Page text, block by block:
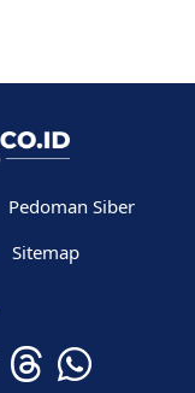
Pedoman Siber
Sitemap